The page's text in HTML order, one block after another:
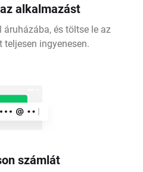
alkalmazást
és töltse le az
ingyenesen.
számlát